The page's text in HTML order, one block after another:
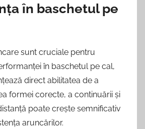
în baschetul pe
sunt cruciale pentru
în baschetul pe cal,
direct abilitatea de a
formei corecte, a continuării și
poate crește semnificativ
aruncărilor.